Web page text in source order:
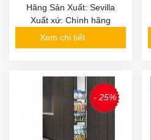
Hãng Sản Xuất: Sevilla
Xuất xứ: Chính hãng
Xem chi tiết
- 25%